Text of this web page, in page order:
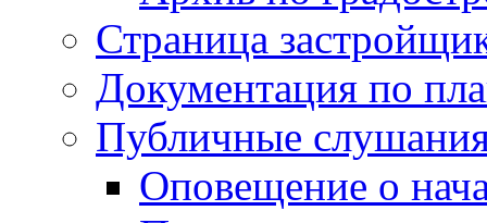
Страница
Документация по
Публичные
Оповещение о